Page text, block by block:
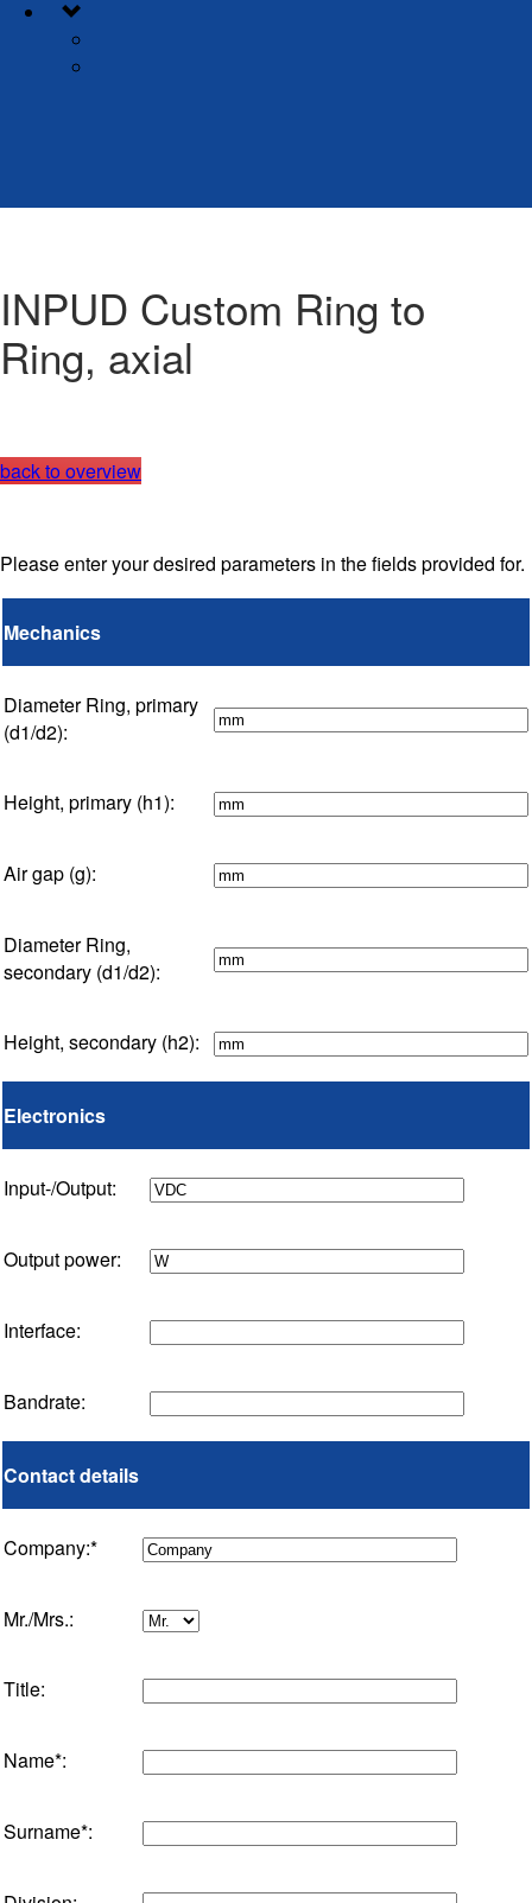
INPUD Custom Ring to
Ring, axial
back to overview
Please enter your desired parameters in the fields provided for.
Mechanics
Diameter Ring, primary
(d1/d2):
Height, primary (h1):
Air gap (g):
Diameter Ring,
secondary (d1/d2):
Height, secondary (h2):
Electronics
Input-/Output:
Output power:
Interface:
Bandrate:
Contact details
Company:*
Mr./Mrs.:
Title:
Name*:
Surname*: